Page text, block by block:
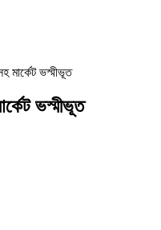
মার্কেট ভস্মীভূত
ভস্মীভূত